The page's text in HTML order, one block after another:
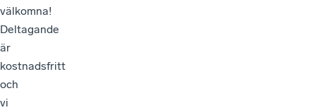
välkomna!
Deltagande
är
kostnadsfritt
och
vi